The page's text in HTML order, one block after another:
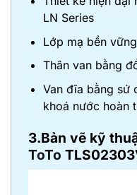
LN Series
Lớp mạ bền
Thân van bằng
Van đĩa bằng sứ
khoá nước hoàn
3.Bản vẽ kỹ
ToTo